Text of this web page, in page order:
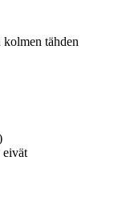
tähden
eivät